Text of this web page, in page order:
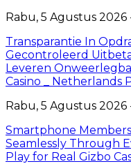
Rabu, 5 Agustus 2026
Transparantie In
Gecontroleerd
Leveren
Casino _ Netherlands
Rabu, 5 Agustus 2026
Smartphone
Seamlessly Through
Play for Real Gizbo